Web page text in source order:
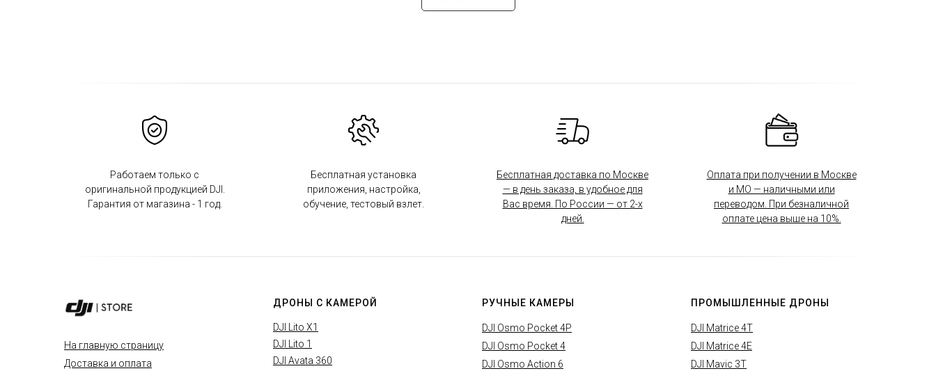
Работаем только с
оригинальной продукцией DJI.
Гарантия от магазина - 1 год.
Бесплатная установка
приложения, настройка,
обучение, тестовый взлет.
Бесплатная доставка по Москве
— в день заказа, в удобное для
Вас время. По России — от 2-х
дней.
Оплата при получении в Москве
и МО — наличными или
переводом. При безналичной
оплате цена выше на 10%.
На главную страницу
Доставка и оплата
ДРОНЫ С КАМЕРОЙ
DJI Lito X1
DJI Lito 1
DJI Avata 360
РУЧНЫЕ КАМЕРЫ
DJI Osmo Pocket 4P
DJI Osmo Pocket 4
DJI Osmo Action 6
ПРОМЫШЛЕННЫЕ ДРОНЫ
DJI Matrice 4T
DJI Matrice 4E
DJI Mavic 3T